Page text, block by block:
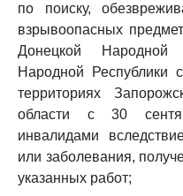
по поиску,
взрывоопасных
Донецкой Народной
Народной
территориях
области с 30
инвалидами
или заболевания,
указанных работ;